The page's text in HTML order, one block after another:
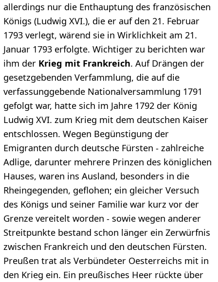
allerdings nur die Enthauptung des französischen
Königs (Ludwig XVI.), die er auf den 21. Februar
1793 verlegt, wärend sie in Wirklichkeit am 21.
Januar 1793 erfolgte. Wichtiger zu berichten war
ihm der Krieg mit Frankreich. Auf Drängen der
gesetzgebenden Verfammlung, die auf die
verfassunggebende Nationalversammlung 1791
gefolgt war, hatte sich im Jahre 1792 der König
Ludwig XVI. zum Krieg mit dem deutschen Kaiser
entschlossen. Wegen Begünstigung der
Emigranten durch deutsche Fürsten - zahlreiche
Adlige, darunter mehrere Prinzen des königlichen
Hauses, waren ins Ausland, besonders in die
Rheingegenden, geflohen; ein gleicher Versuch
des Königs und seiner Familie war kurz vor der
Grenze vereitelt worden - sowie wegen anderer
Streitpunkte bestand schon länger ein Zerwürfnis
zwischen Frankreich und den deutschen Fürsten.
Preußen trat als Verbündeter Oesterreichs mit in
den Krieg ein. Ein preußisches Heer rückte über